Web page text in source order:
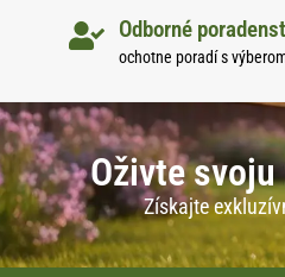
Odborné
ochotne poradí s
Oživte
Získajte